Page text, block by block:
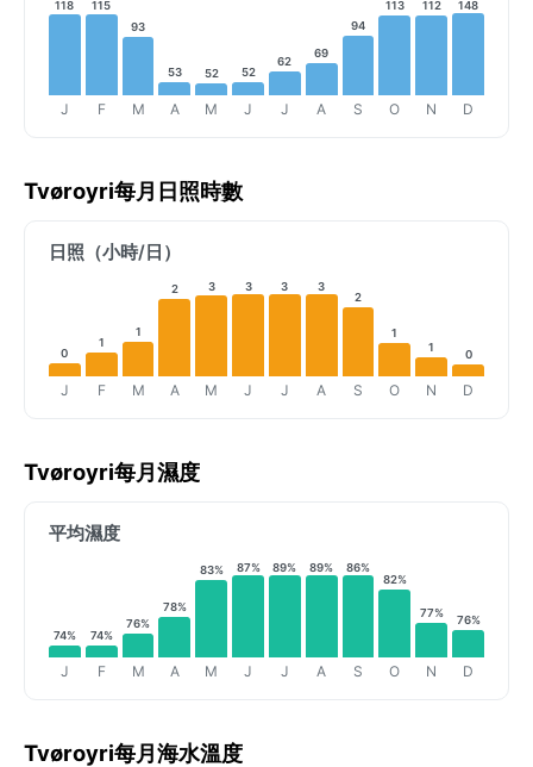
118
J
115
F
93
M
53
A
52
M
52
J
62
J
69
A
94
S
113
O
112
N
148
D
Tvøroyri每月日照時數
日照（小時/日）
0
J
1
F
1
M
2
A
3
M
3
J
3
J
3
A
2
S
1
O
1
N
0
D
Tvøroyri每月濕度
平均濕度
74%
J
74%
F
76%
M
78%
A
83%
M
87%
J
89%
J
89%
A
86%
S
82%
O
77%
N
76%
D
Tvøroyri每月海水溫度